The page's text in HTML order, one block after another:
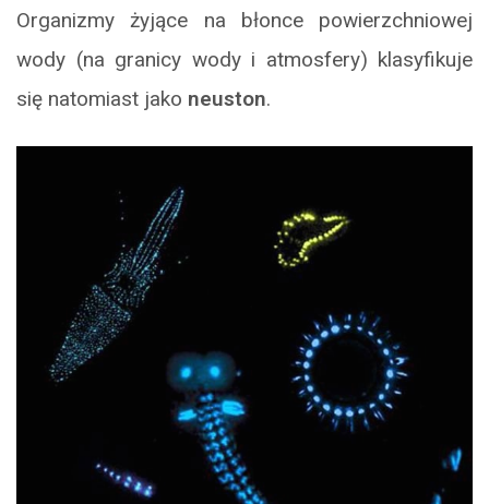
Organizmy żyjące na błonce powierzchniowej
wody (na granicy wody i atmosfery) klasyfikuje
się natomiast jako neuston.